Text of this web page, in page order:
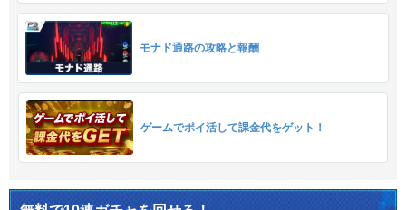
モナド通路の攻略と報酬
ゲームでポイ活して課金代をゲット！